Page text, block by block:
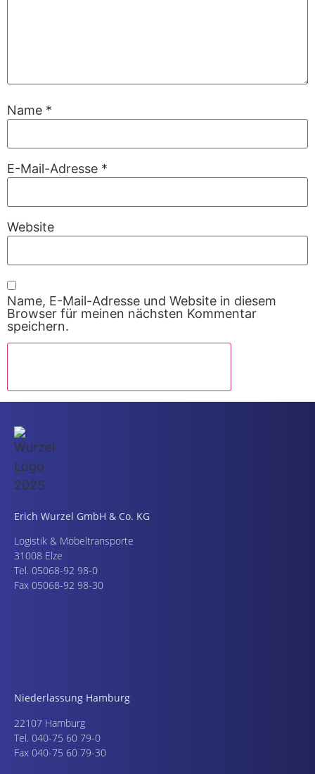
Name *
E-Mail-Adresse *
Website
Name, E-Mail-Adresse und Website in diesem
Browser für meinen nächsten Kommentar
speichern.
Erich Wurzel GmbH & Co. KG
Logistik & Möbeltransporte
31008 Elze
Tel. 05068-92 98-0
Fax 05068-92 98-30
Niederlassung Hamburg
22107 Hamburg
Tel. 040-75 60 79-0
Fax 040-75 60 79-30